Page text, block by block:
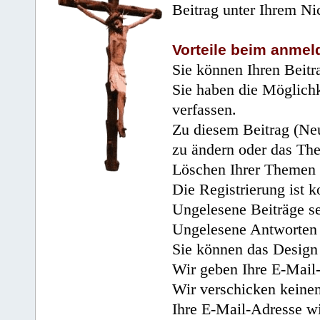
Beitrag unter Ihrem
Vorteile beim
Sie können Ihren
Sie haben die
verfassen.
Zu diesem Beitrag
zu ändern oder das
Löschen Ihrer
Die Registrierung ist
Ungelesene Beiträge
Ungelesene
Sie können das
Wir geben Ihre E-
Wir verschicken
Ihre E-Mail-Adresse